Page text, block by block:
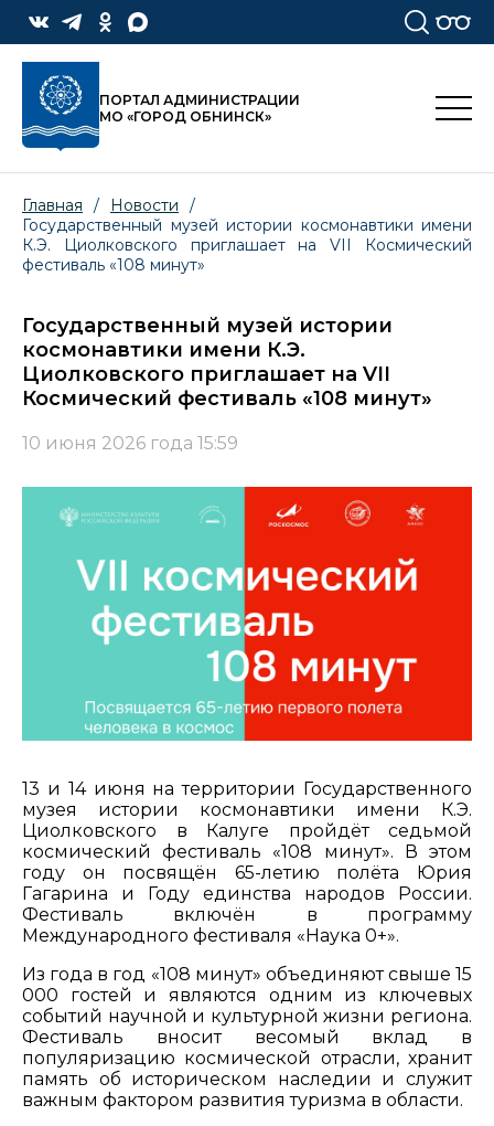
ПОРТАЛ АДМИНИСТРАЦИИ
МО «ГОРОД ОБНИНСК»
Главная / Новости
/
Государственный музей истории космонавтики имени
К.Э. Циолковского приглашает на VII Космический
фестиваль «108 минут»
Государственный музей истории
космонавтики имени К.Э.
Циолковского приглашает на VII
Космический фестиваль «108 минут»
10 июня 2026 года 15:59
13 и 14 июня на территории Государственного
музея истории космонавтики имени К.Э.
Циолковского в Калуге пройдёт седьмой
космический фестиваль «108 минут». В этом
году он посвящён 65-летию полёта Юрия
Гагарина и Году единства народов России.
Фестиваль включён в программу
Международного фестиваля «Наука 0+».
Из года в год «108 минут» объединяют свыше 15
000 гостей и являются одним из ключевых
событий научной и культурной жизни региона.
Фестиваль вносит весомый вклад в
популяризацию космической отрасли, хранит
память об историческом наследии и служит
важным фактором развития туризма в области.